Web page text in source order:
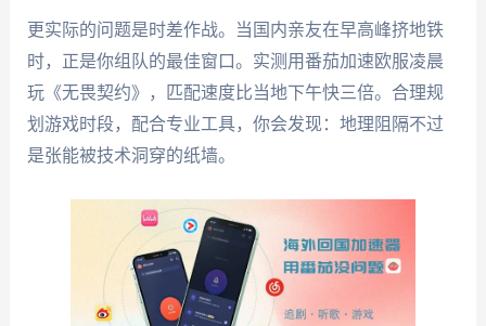
更实际的问题是时差作战。当国内亲友在早高峰挤地铁
时，正是你组队的最佳窗口。实测用番茄加速欧服凌晨
玩《无畏契约》，匹配速度比当地下午快三倍。合理规
划游戏时段，配合专业工具，你会发现：地理阻隔不过
是张能被技术洞穿的纸墙。